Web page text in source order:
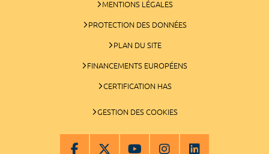
MENTIONS LÉGALES
PROTECTION DES DONNÉES
PLAN DU SITE
FINANCEMENTS EUROPÉENS
CERTIFICATION HAS
GESTION DES COOKIES